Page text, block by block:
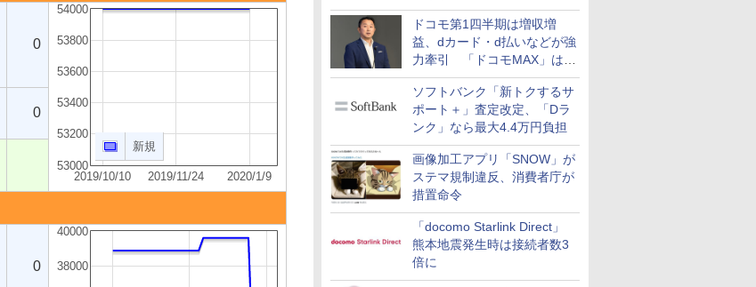
ドコモ第1四半期は増収増
益、dカード・d払いなどが強
力牽引 「ドコモMAX」は
400万契約突破
ソフトバンク「新トクするサ
ポート＋」査定改定、「Dラ
ンク」なら最大4.4万円負担
画像加工アプリ「SNOW」が
ステマ規制違反、消費者庁が
措置命令
「docomo Starlink Direct」
熊本地震発生時は接続者数3
倍に
0
2019/10/10 2019/11/24 2020/1/9
53000
53200
53400
53600
53800
54000
新規
0
0 38000
40000